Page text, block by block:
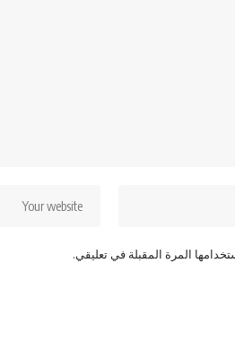
المرة المقبلة في تعليقي.